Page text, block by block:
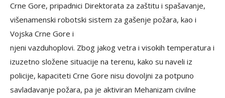
Crne Gore, pripadnici Direktorata za zaštitu i spašavanje,
višenamenski robotski sistem za gašenje požara, kao i
Vojska Crne Gore i
njeni vazduhoplovi. Zbog jakog vetra i visokih temperatura i
izuzetno složene situacije na terenu, kako su naveli iz
policije, kapaciteti Crne Gore nisu dovoljni za potpuno
savladavanje požara, pa je aktiviran Mehanizam civilne